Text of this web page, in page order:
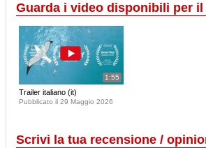
Guarda i video disponibili per
1:55
Trailer italiano (it)
Pubblicato il 29 Maggio 2026
Scrivi la tua recensione /